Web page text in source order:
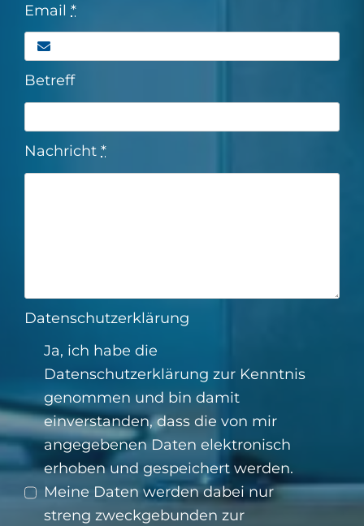
Email *
Betreff
Nachricht *
Datenschutzerklärung
Ja, ich habe die
Datenschutzerklärung zur Kenntnis
genommen und bin damit
einverstanden, dass die von mir
angegebenen Daten elektronisch
erhoben und gespeichert werden.
Meine Daten werden dabei nur
streng zweckgebunden zur